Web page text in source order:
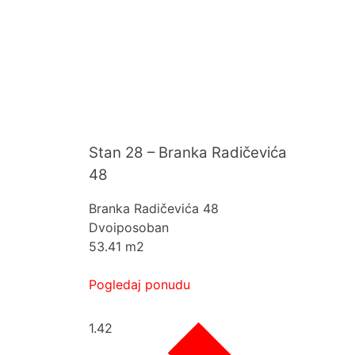
Stan 28 – Branka Radičevića
48
Branka Radičevića 48
Dvoiposoban
53.41 m2
Pogledaj ponudu